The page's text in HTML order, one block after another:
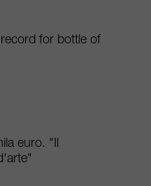
for bottle of
euro. "Il